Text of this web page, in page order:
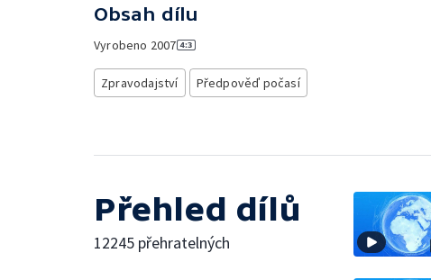
Obsah dílu
Vyrobeno 2007
Zpravodajství Předpověď počasí
Přehled dílů
12245 přehratelných